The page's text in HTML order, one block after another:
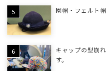
園帽・フェルト
キャップの型崩
す。